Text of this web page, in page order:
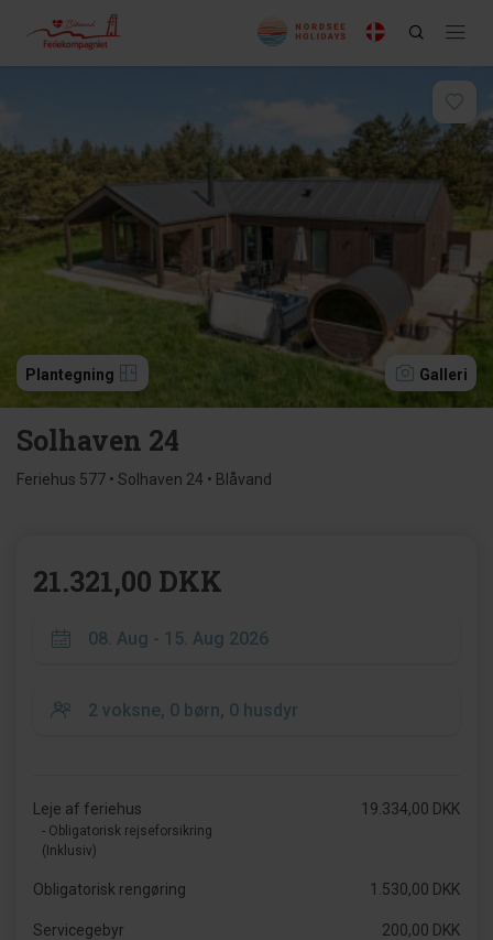
Plantegning Galleri
Solhaven 24
Feriehus 577 • Solhaven 24 • Blåvand
21.321,00 DKK
Leje af feriehus
- Obligatorisk rejseforsikring
(Inklusiv)
19.334,00 DKK
Obligatorisk rengøring 1.530,00 DKK
Servicegebyr 200,00 DKK